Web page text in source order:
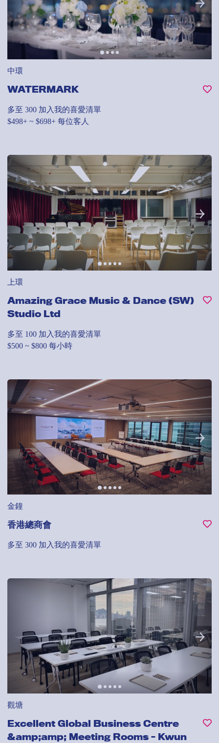
中環
WATERMARK
多至 300 加入我的喜愛清單
$498+ ~ $698+ 每位客人
上環
Amazing Grace Music & Dance (SW)
Studio Ltd
多至 100 加入我的喜愛清單
$500 ~ $800 每小時
金鐘
香港總商會
多至 300 加入我的喜愛清單
觀塘
Excellent Global Business Centre
&amp;amp; Meeting Rooms - Kwun